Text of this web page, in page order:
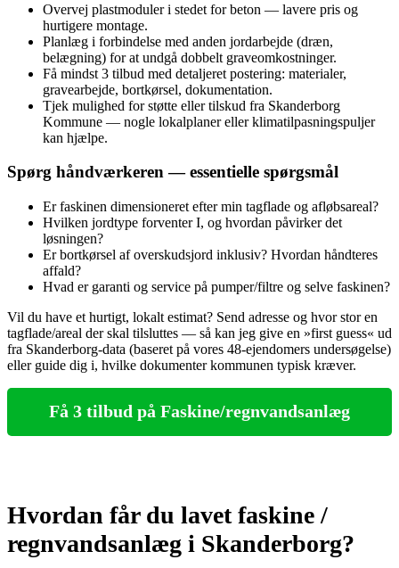
Overvej plastmoduler i stedet for beton — lavere pris og
hurtigere montage.
Planlæg i forbindelse med anden jordarbejde (dræn,
belægning) for at undgå dobbelt graveomkostninger.
Få mindst 3 tilbud med detaljeret postering: materialer,
gravearbejde, bortkørsel, dokumentation.
Tjek mulighed for støtte eller tilskud fra Skanderborg
Kommune — nogle lokalplaner eller klimatilpasningspuljer
kan hjælpe.
Spørg håndværkeren — essentielle spørgsmål
Er faskinen dimensioneret efter min tagflade og afløbsareal?
Hvilken jordtype forventer I, og hvordan påvirker det
løsningen?
Er bortkørsel af overskudsjord inklusiv? Hvordan håndteres
affald?
Hvad er garanti og service på pumper/filtre og selve faskinen?
Vil du have et hurtigt, lokalt estimat? Send adresse og hvor stor en
tagflade/areal der skal tilsluttes — så kan jeg give en »first guess« ud
fra Skanderborg‑data (baseret på vores 48‑ejendomers undersøgelse)
eller guide dig i, hvilke dokumenter kommunen typisk kræver.
Få 3 tilbud på Faskine/regnvandsanlæg
Hvordan får du lavet faskine /
regnvandsanlæg i Skanderborg?